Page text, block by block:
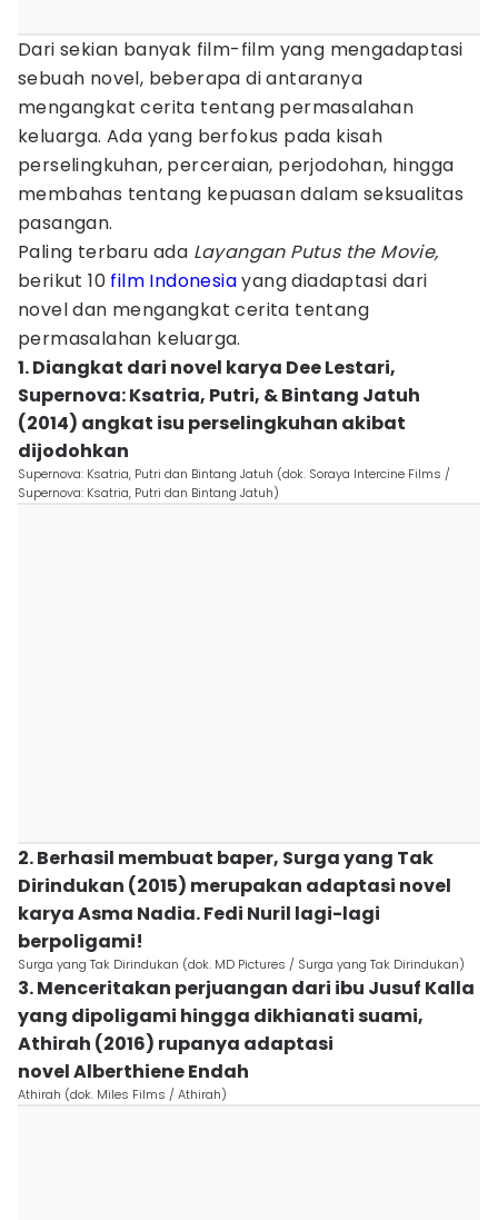
Dari sekian banyak film-film yang mengadaptasi
sebuah novel, beberapa di antaranya
mengangkat cerita tentang permasalahan
keluarga. Ada yang berfokus pada kisah
perselingkuhan, perceraian, perjodohan, hingga
membahas tentang kepuasan dalam seksualitas
pasangan.
Paling terbaru ada Layangan Putus the Movie,
berikut 10 film Indonesiayang diadaptasi dari
novel dan mengangkat cerita tentang
permasalahan keluarga.
1. Diangkat dari novel karya Dee Lestari,
Supernova: Ksatria, Putri, & Bintang Jatuh
(2014) angkat isu perselingkuhan akibat
dijodohkan
Supernova: Ksatria, Putri dan Bintang Jatuh (dok. Soraya Intercine Films /
Supernova: Ksatria, Putri dan Bintang Jatuh)
2. Berhasil membuat baper, Surga yang Tak
Dirindukan (2015) merupakan adaptasi novel
karya Asma Nadia. Fedi Nuril lagi-lagi
berpoligami!
Surga yang Tak Dirindukan (dok. MD Pictures / Surga yang Tak Dirindukan)
3. Menceritakan perjuangan dari ibu Jusuf Kalla
yang dipoligami hingga dikhianati suami,
Athirah (2016) rupanya adaptasi
novel Alberthiene Endah
Athirah (dok. Miles Films / Athirah)